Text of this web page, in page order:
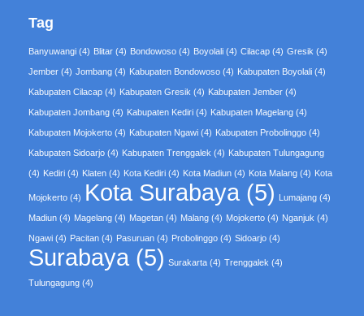
Tag
Banyuwangi (4) Blitar (4) Bondowoso (4) Boyolali (4) Cilacap (4) Gresik (4)
Jember (4) Jombang (4) Kabupaten Bondowoso (4) Kabupaten Boyolali (4)
Kabupaten Cilacap (4) Kabupaten Gresik (4) Kabupaten Jember (4)
Kabupaten Jombang (4) Kabupaten Kediri (4) Kabupaten Magelang (4)
Kabupaten Mojokerto (4) Kabupaten Ngawi (4) Kabupaten Probolinggo (4)
Kabupaten Sidoarjo (4) Kabupaten Trenggalek (4) Kabupaten Tulungagung
(4) Kediri (4) Klaten (4) Kota Kediri (4) Kota Madiun (4) Kota Malang (4) Kota
Mojokerto (4) Kota Surabaya (5) Lumajang (4)
Madiun (4) Magelang (4) Magetan (4) Malang (4) Mojokerto (4) Nganjuk (4)
Ngawi (4) Pacitan (4) Pasuruan (4) Probolinggo (4) Sidoarjo (4)
Surabaya (5) Surakarta (4) Trenggalek (4)
Tulungagung (4)